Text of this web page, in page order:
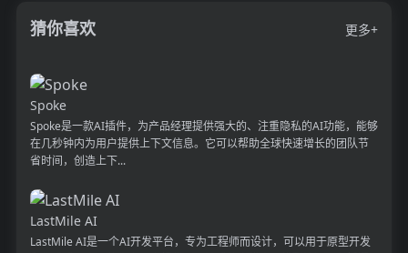
猜你喜欢 更多+
Spoke
Spoke是一款AI插件，为产品经理提供强大的、注重隐私的AI功能，能够
在几秒钟内为用户提供上下文信息。它可以帮助全球快速增长的团队节
省时间，创造上下...
LastMile AI
LastMile AI是一个AI开发平台，专为工程师而设计，可以用于原型开发